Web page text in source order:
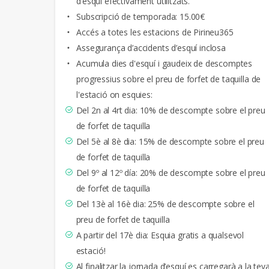
Subscripció de temporada: 15.00€
Accés a totes les estacions de Pirineu365
Assegurança d’accidents d’esquí inclosa
Acumula dies d'esquí i gaudeix de descomptes
progressius sobre el preu de forfet de taquilla de
l'estació on esquies:
Del 2n al 4rt dia: 10% de descompte sobre el preu
de forfet de taquilla
Del 5è al 8è dia: 15% de descompte sobre el preu
de forfet de taquilla
Del 9º al 12º día: 20% de descompte sobre el preu
de forfet de taquilla
Del 13è al 16è dia: 25% de descompte sobre el
preu de forfet de taquilla
A partir del 17è dia: Esquia gratis a qualsevol
estació!
Al finalitzar la jornada d’esquí es carregarà a la